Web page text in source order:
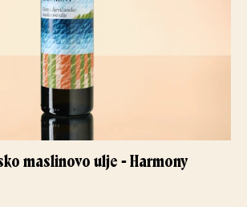
maslinovo ulje - Harmony